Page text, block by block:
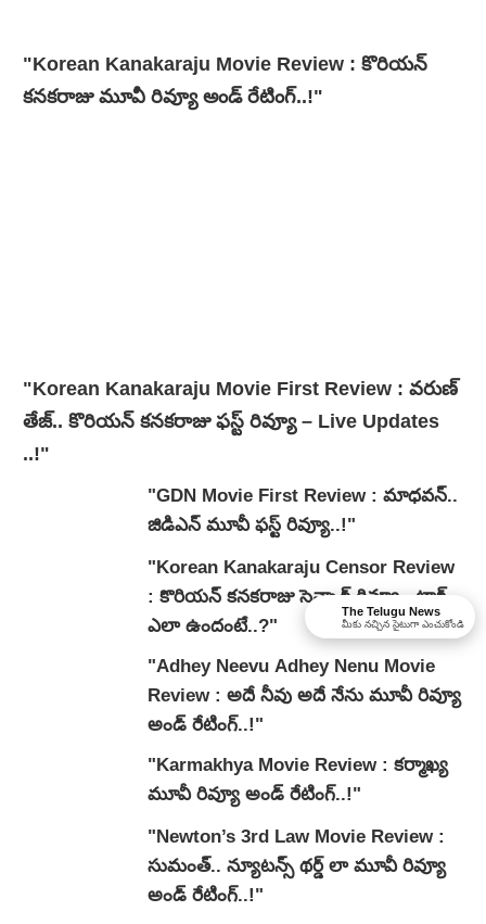
"Korean Kanakaraju Movie Review : కొరియన్
కనకరాజు మూవీ రివ్యూ అండ్ రేటింగ్‌..!"
"Korean Kanakaraju Movie First Review : వరుణ్
తేజ్.. కొరియన్ కనకరాజు ఫస్ట్ రివ్యూ – Live Updates
..!"
"GDN Movie First Review : మాధవన్..
జిడిఎన్ మూవీ ఫ‌స్ట్ రివ్యూ..!"
"Korean Kanakaraju Censor Review
: కొరియన్ కనకరాజు సెన్సార్ రివ్యూ.. టాక్
ఎలా ఉందంటే..?"
"Adhey Neevu Adhey Nenu Movie
Review : అదే నీవు అదే నేను మూవీ రివ్యూ
అండ్ రేటింగ్‌..!"
"Karmakhya Movie Review : కర్మాఖ్య
మూవీ రివ్యూ అండ్ రేటింగ్‌..!"
"Newton’s 3rd Law Movie Review :
సుమంత్.. న్యూటన్స్ థర్డ్ లా మూవీ రివ్యూ
అండ్ రేటింగ్‌..!"
The Telugu News
మీకు నచ్చిన సైటుగా ఎంచుకోండి